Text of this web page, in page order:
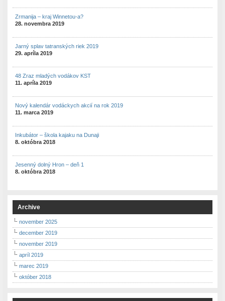
Zrmanija – kraj Winnetou-a?
28. novembra 2019
Jarný splav tatranských riek 2019
29. apríla 2019
48 Zraz mladých vodákov KST
11. apríla 2019
Nový kalendár vodáckych akcií na rok 2019
11. marca 2019
Inkubátor – škola kajaku na Dunaji
8. októbra 2018
Jesenný dolný Hron – deň 1
8. októbra 2018
Archive
november 2025
december 2019
november 2019
apríl 2019
marec 2019
október 2018